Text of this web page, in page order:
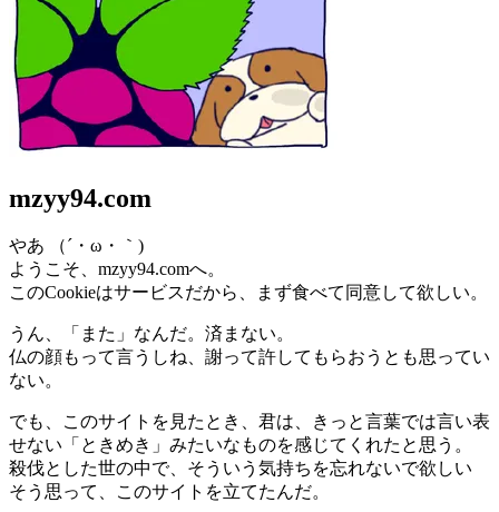
mzyy94.com
やあ （´・ω・｀)
ようこそ、mzyy94.comへ。
このCookieはサービスだから、まず食べて同意して欲しい。
うん、「また」なんだ。済まない。
仏の顔もって言うしね、謝って許してもらおうとも思ってい
ない。
でも、このサイトを見たとき、君は、きっと言葉では言い表
せない「ときめき」みたいなものを感じてくれたと思う。
殺伐とした世の中で、そういう気持ちを忘れないで欲しい
そう思って、このサイトを立てたんだ。